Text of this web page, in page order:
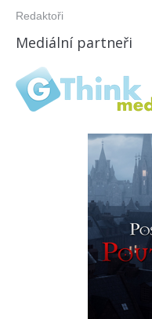
Redaktoři
Mediální partneři